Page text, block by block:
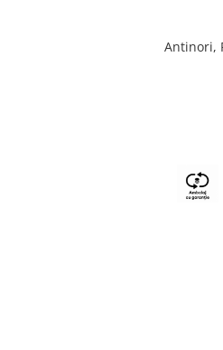
Antinori,